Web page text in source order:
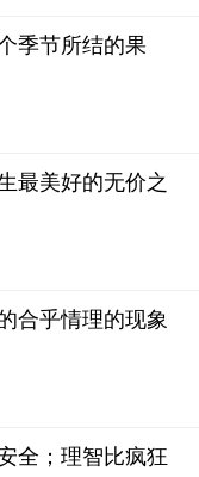
季节所结的果
最美好的无价之
合乎情理的现象
全；理智比疯狂